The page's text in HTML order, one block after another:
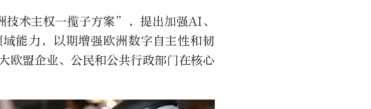
术主权一揽子方案”，提出加强AI、
能力，以期增强欧洲数字自主性和韧
欧盟企业、公民和公共行政部门在核心